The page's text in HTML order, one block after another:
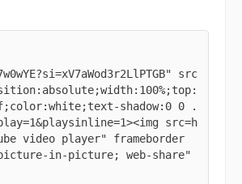
src
shadow:0 0 .
src=h
video player" frameborder
in-picture; web-share"